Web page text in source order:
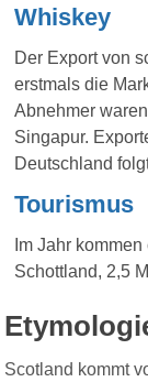
Whiskey
Der Exportvon
erstmals die
Abnehmer
Singapur.
Deutschland
Tourismus
Im Jahr
Schottland, 2,5
Scotland kommt